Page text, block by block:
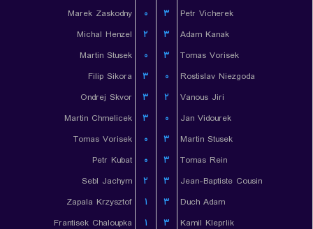
Marek Zaskodny
۰ ۳
Petr Vicherek
Michal Henzel
۲ ۳
Adam Kanak
Martin Stusek
۰ ۳
Tomas Vorisek
Filip Sikora
۳ ۰
Rostislav Niezgoda
Ondrej Skvor
۳ ۲
Vanous Jiri
Martin Chmelicek
۳ ۰
Jan Vidourek
Tomas Vorisek
۰ ۳
Martin Stusek
Petr Kubat
۰ ۳
Tomas Rein
Sebl Jachym
۲ ۳
Jean-Baptiste Cousin
Zapala Krzysztof
۱ ۳
Duch Adam
Frantisek Chaloupka
۱ ۳
Kamil Kleprlik